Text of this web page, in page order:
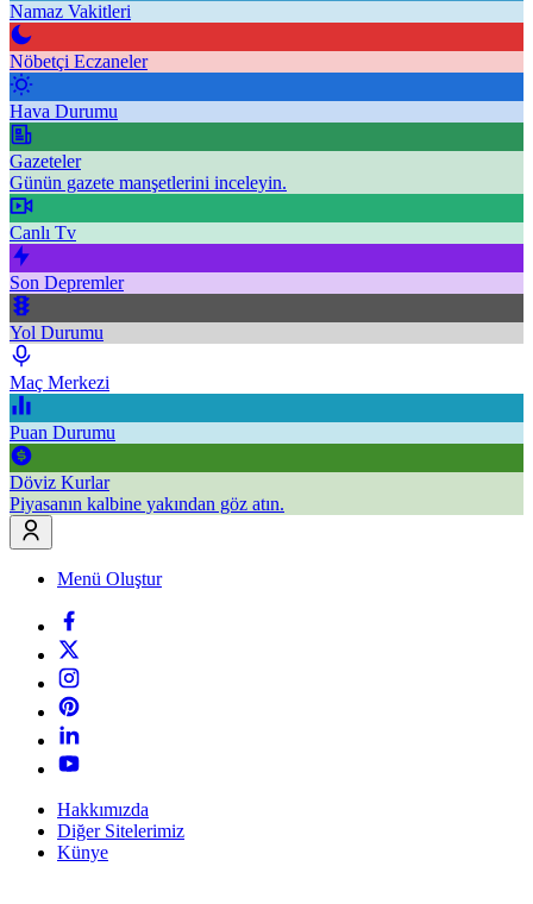
Namaz Vakitleri
Nöbetçi Eczaneler
Hava Durumu
Gazeteler
Günün gazete manşetlerini inceleyin.
Canlı Tv
Son Depremler
Yol Durumu
Maç Merkezi
Puan Durumu
Döviz Kurlar
Piyasanın kalbine yakından göz atın.
Menü Oluştur
Hakkımızda
Diğer Sitelerimiz
Künye